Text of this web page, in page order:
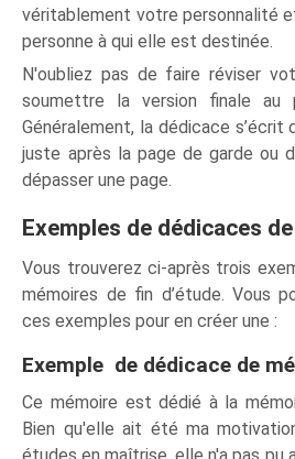
véritablement votre personnalité
personne à qui elle est destinée.
N'oubliez pas de faire réviser
soumettre la version finale au
Généralement, la dédicace s’écrit
juste après la page de garde ou
dépasser une page.
Exemples de dédicaces
Vous trouverez ci-après trois
mémoires de fin d’étude. Vous
ces exemples pour en créer une :
Exemple de dédicace de
Ce mémoire est dédié à la
Bien qu'elle ait été ma